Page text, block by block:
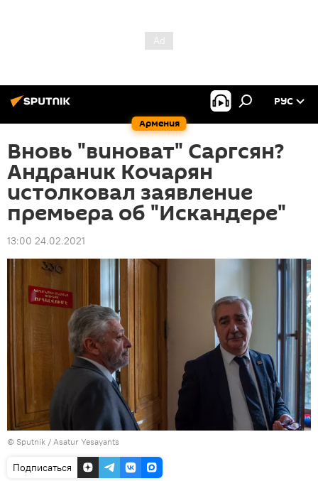
Армения
РУС
Вновь "виноват" Саргсян?
Андраник Кочарян
истолковал заявление
премьера об "Искандере"
13:00 24.02.2021
© Sputnik / Asatur Yesayants
Подписаться